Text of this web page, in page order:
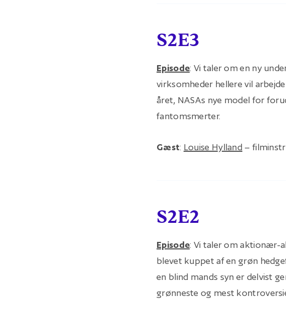
S2E3
Episode: Vi taler om en ny
virksomheder hellere vil
året, NASAs nye model for
fantomsmerter.
Gæst: Louise Hylland –
S2E2
Episode: Vi taler om aktionær-
blevet kuppet af en grøn
en blind mands syn er delvist
grønneste og mest